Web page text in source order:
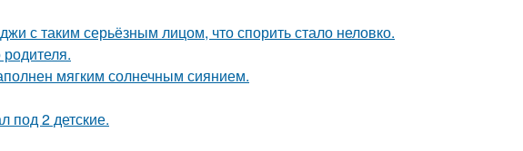
с таким серьёзным лицом, что спорить стало неловко.
мягким солнечным сиянием.
под 2 детские.